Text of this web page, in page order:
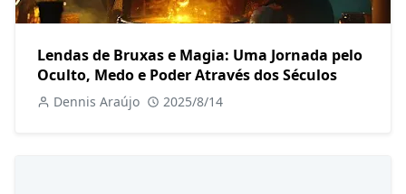
Lendas de Bruxas e Magia: Uma Jornada pelo
Oculto, Medo e Poder Através dos Séculos
Dennis Araújo 2025/8/14